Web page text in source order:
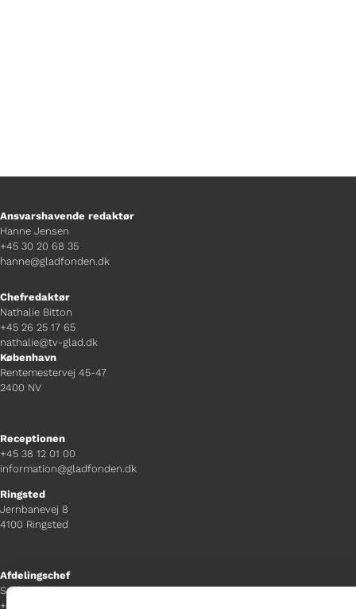
Ansvarshavende redaktør
Hanne Jensen
+45 30 20 68 35
hanne@gladfonden.dk
Chefredaktør
Nathalie Bitton
+45 26 25 17 65
nathalie@tv-glad.dk
København
Rentemestervej 45-47
2400 NV
Receptionen
+45 38 12 01 00
information@gladfonden.dk
Ringsted
Jernbanevej 8
4100 Ringsted
Afdelingschef
Sacha Lohmann Weiss
+45 40 27 91 11